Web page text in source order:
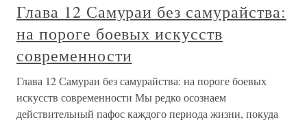
Глава 12 Самураи без самурайства:
на пороге боевых искусств
современности
Глава 12 Самураи без самурайства: на пороге боевых
искусств современности Мы редко осознаем
действительный пафос каждого периода жизни, покуда